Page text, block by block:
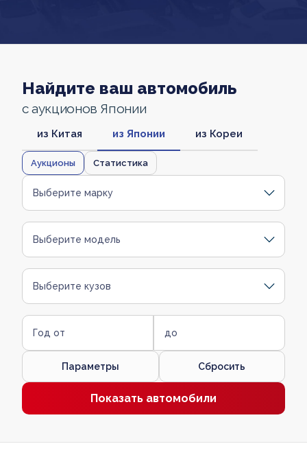
Найдите ваш автомобиль
с аукционов Японии
из Китая из Японии из Кореи
Аукционы Статистика
Выберите марку
Выберите модель
Выберите кузов
Год от до
Параметры Сбросить
Показать автомобили